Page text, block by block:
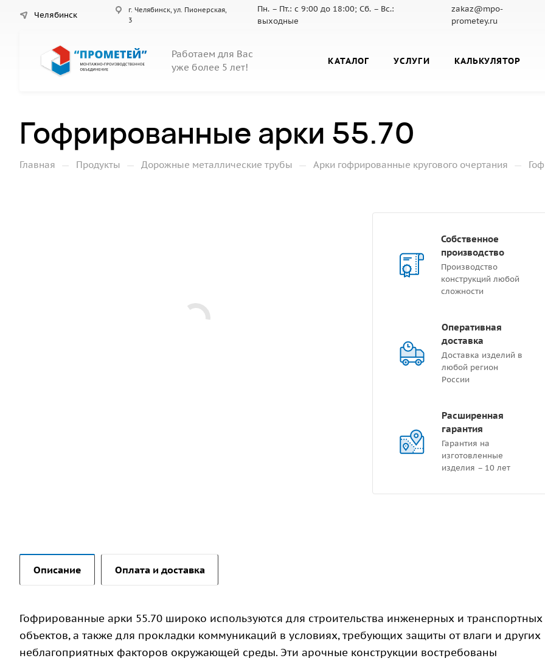
Челябинск
г. Челябинск, ул. Пионерская,
3
Пн. – Пт.: с 9:00 до 18:00; Сб. – Вс.:
выходные
zakaz@mpo-
prometey.ru
Работаем для Вас
уже более 5 лет!
КАТАЛОГ УСЛУГИ КАЛЬКУЛЯТОР
Гофрированные арки 55.70
Главная — Продукты — Дорожные металлические трубы — Арки гофрированные кругового очертания —
Собственное
производство
Производство
конструкций любой
сложности
Оперативная
доставка
Доставка изделий в
любой регион
России
Расширенная
гарантия
Гарантия на
изготовленные
изделия – 10 лет
Описание Оплата и доставка
Гофрированные арки 55.70 широко используются для строительства инженерных и транспортных
объектов, а также для прокладки коммуникаций в условиях, требующих защиты от влаги и других
неблагоприятных факторов окружающей среды. Эти арочные конструкции востребованы